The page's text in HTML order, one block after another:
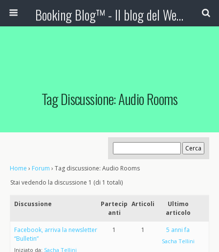
Booking Blog™ - Il blog del Web Marketing Turistico
Tag Discussione: Audio Rooms
Home › Forum › Tag discussione: Audio Rooms
Stai vedendo la discussione 1 (di 1 totali)
Discussione
Partecip
anti
Articoli
Ultimo
articolo
Facebook, arriva la newsletter
“Bulletin”
Iniziato da: Sacha Tellini
1 1 5 anni fa
Sacha Tellini